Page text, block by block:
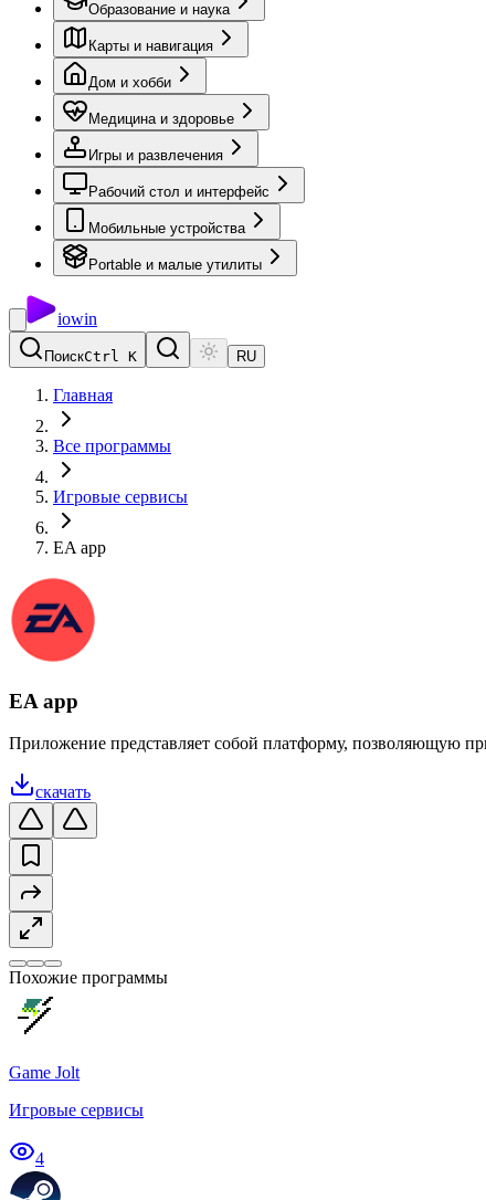
Образование и наука
Карты и навигация
Дом и хобби
Медицина и здоровье
Игры и развлечения
Рабочий стол и интерфейс
Мобильные устройства
Portable и малые утилиты
iowin
ПоискCtrl K RU
Главная
Все программы
Игровые сервисы
EA app
EA app
Приложение представляет собой платформу, позволяющую
скачать
Похожие программы
Game Jolt
Игровые сервисы
4